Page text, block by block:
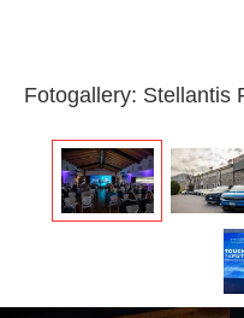
Fotogallery: Stellantis